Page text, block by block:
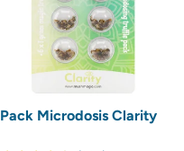
Pack Microdosis Clarity